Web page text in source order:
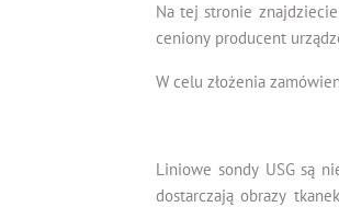
Na tej stronie
ceniony producent
W celu złożenia
Liniowe sondy USG są
dostarczają obrazy